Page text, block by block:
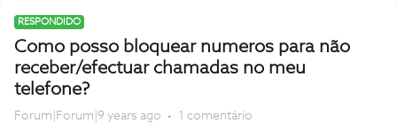
RESPONDIDO
Como posso bloquear numeros para não
receber/efectuar chamadas no meu
telefone?
Forum|Forum|9 years ago 1 comentário